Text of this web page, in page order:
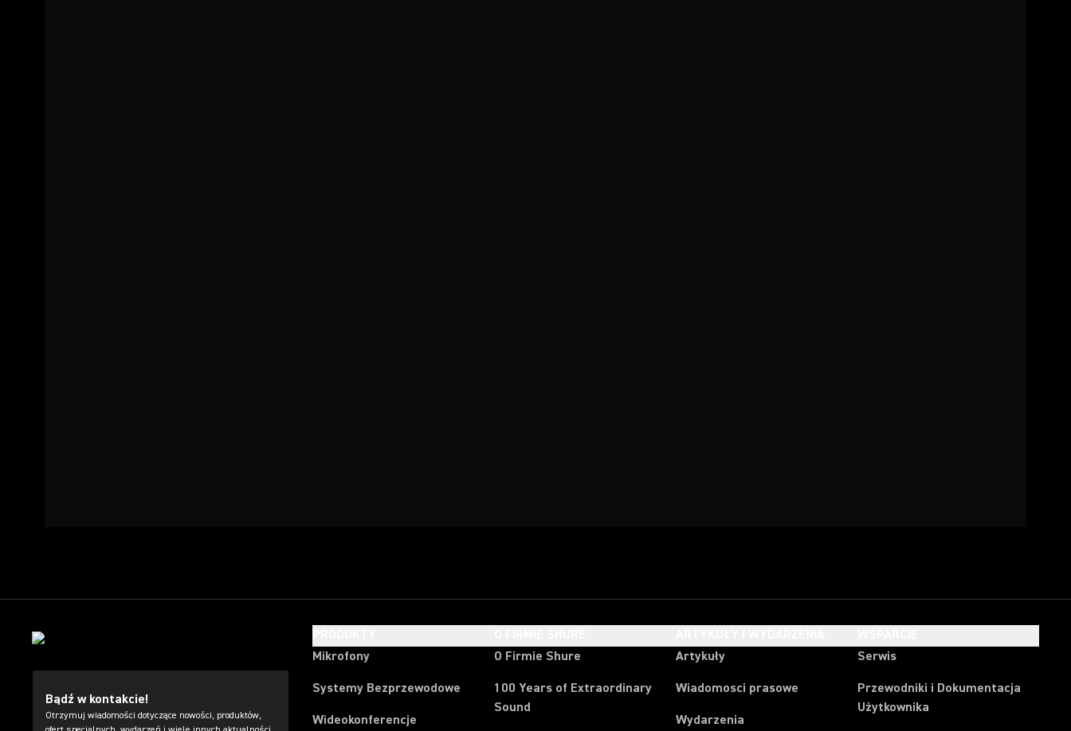
Bądź w kontakcie!
Otrzymuj wiadomości dotyczące nowości, produktów,
Mikrofony
Systemy Bezprzewodowe
Wideokonferencje
O Firmie Shure
100 Years of Extraordinary
Sound
Artykuły
Wiadomosci prasowe
Wydarzenia
Serwis
Przewodniki i Dokumentacja
Użytkownika